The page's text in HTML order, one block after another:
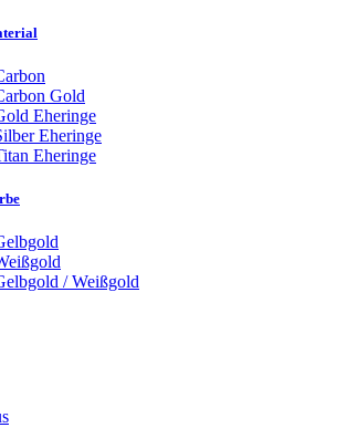
Gold
Eheringe
Eheringe
Eheringe
/ Weißgold